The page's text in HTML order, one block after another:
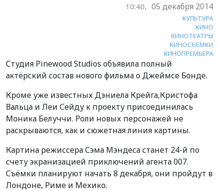
10:40, 05 декабря 2014
КУЛЬТУРА
КИНО
КИНОТЕАТРЫ
КИНОСЪЕМКИ
КИНОПРЕМЬЕРА
Студия Pinewood Studios объявила полный
актёрский состав нового фильма о Джеймсе Бонде.
Кроме уже известных Дэниела Крейга,Кристофа
Вальца и Леи Сейду к проекту присоединилась
Моника Белуччи. Роли новых персонажей не
раскрываются, как и сюжетная линия картины.
Картина режиссера Сэма Мэндеса станет 24-й по
счету экранизацией приключений агента 007.
Съёмки планируют начать 8 декабря, они пройдут в
Лондоне, Риме и Мехико.